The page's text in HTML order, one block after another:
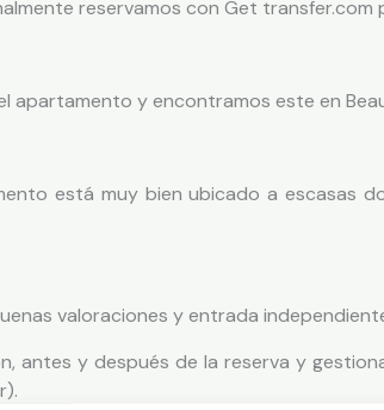
reservamos con Get
apartamento y encontramos este en
está muy bien ubicado a escasas
valoraciones y entrada
antes y después de la reserva y